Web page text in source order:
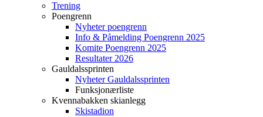
Trening
Poengrenn
Nyheter poengrenn
Info & Påmelding Poengrenn 2025
Komite Poengrenn 2025
Resultater 2026
Gauldalssprinten
Nyheter Gauldalssprinten
Funksjonærliste
Kvennabakken skianlegg
Skistadion